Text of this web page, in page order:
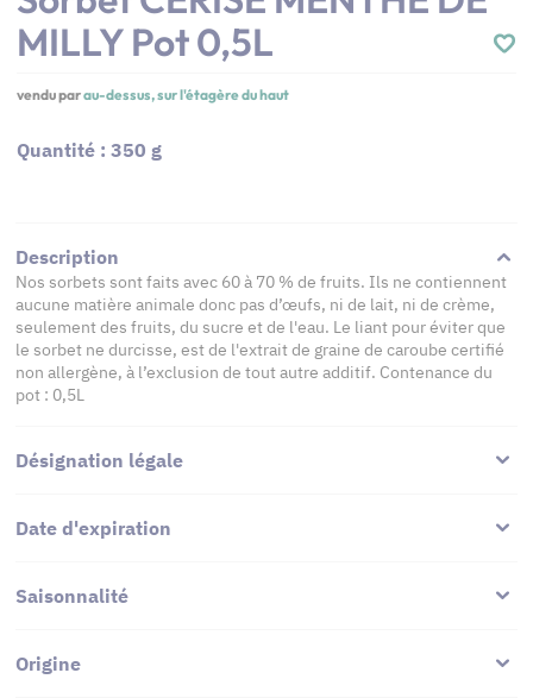
MILLY Pot 0,5L
vendu parau-dessus, sur l'étagère du haut
Quantité : 350 g
Description
Nos sorbets sont faits avec 60 à 70 % de fruits. Ils ne contiennent
aucune matière animale donc pas d’œufs, ni de lait, ni de crème,
seulement des fruits, du sucre et de l'eau. Le liant pour éviter que
le sorbet ne durcisse, est de l'extrait de graine de caroube certifié
non allergène, à l’exclusion de tout autre additif. Contenance du
pot : 0,5L
Désignation légale
Date d'expiration
Saisonnalité
Origine